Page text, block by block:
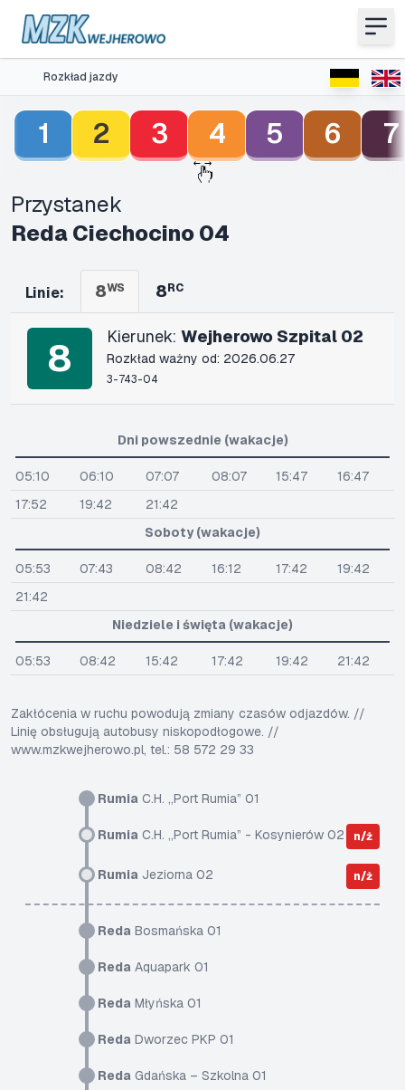
Rozkład jazdy
1 2 3 4 5 6 7
Przystanek
Reda Ciechocino 04
Linie: 8WS 8RC
8 Kierunek: Wejherowo Szpital 02
Rozkład ważny od: 2026.06.27
3-743-04
Rumia C.H. „Port Rumia” 01
Rumia C.H. „Port Rumia” - Kosynierów 02 n/ż
Rumia Jeziorna 02 n/ż
Reda Bosmańska 01
Reda Aquapark 01
Reda Młyńska 01
Reda Dworzec PKP 01
Reda Gdańska – Szkolna 01
Dni powszednie (wakacje)
05:10 06:10 07:07 08:07 15:47
16:47
17:52
19:42
21:42
Soboty (wakacje)
05:53 07:43 08:42 16:12 17:42
19:42
21:42
Niedziele i święta (wakacje)
05:53 08:42 15:42 17:42 19:42 21:42
Zakłócenia w ruchu powodują zmiany czasów odjazdów. //
Linię obsługują autobusy niskopodłogowe. //
www.mzkwejherowo.pl, tel.: 58 572 29 33